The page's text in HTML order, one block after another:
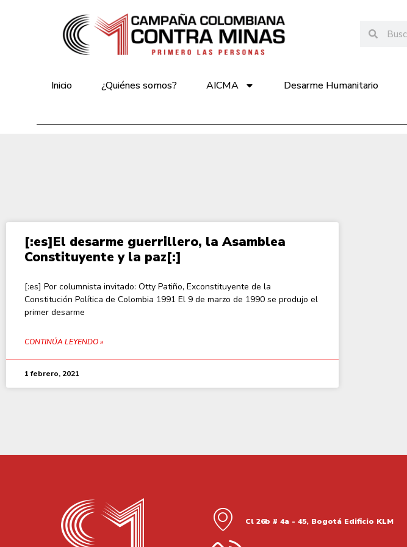
Inicio ¿Quiénes somos? AICMA Desarme Humanitario
[:es]El desarme guerrillero, la Asamblea
Constituyente y la paz[:]
[:es] Por columnista invitado: Otty Patiño, Exconstituyente de la
Constitución Política de Colombia 1991 El 9 de marzo de 1990 se produjo el
primer desarme
CONTINÚA LEYENDO »
1 febrero, 2021
Cl 26b # 4a - 45, Bogotá Edificio KLM